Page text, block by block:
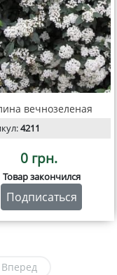
вечнозеленая
4211
0 грн.
Товар закончился
Подписаться
Вперед